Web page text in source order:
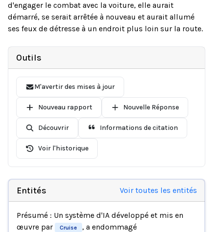
d'engager le combat avec la voiture, elle aurait
démarré, se serait arrêtée à nouveau et aurait allumé
ses feux de détresse à un endroit plus loin sur la route.
Outils
M'avertir des mises à jour
Nouveau rapport Nouvelle Réponse
Découvrir Informations de citation
Voir l'historique
Entités Voir toutes les entités
Présumé : Un système d'IA développé et mis en
œuvre par
Cruise , a endommagé